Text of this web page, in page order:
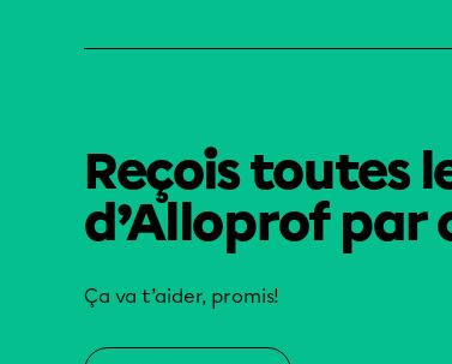
Reçois toutes
d’Alloprof par
Ça va t’aider, promis!